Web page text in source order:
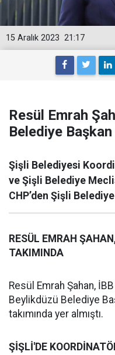
21:17
15 Aralık 2023
Resül Emrah
Belediye
Şişli Belediyesi
ve Şişli Belediye
CHP’den Şişli
RESÜL EMRAH
TAKIMINDA
Resül Emrah Şahan,
Beylikdüzü Belediye
takımında yer almıştı.
ŞİŞLİ'DE